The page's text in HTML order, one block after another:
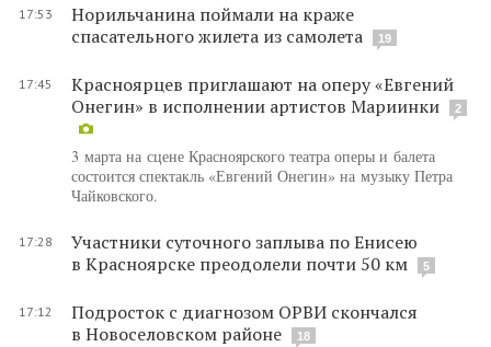
17:53
Норильчанина поймали на краже
спасательного жилета из самолета
19
17:45
Красноярцев приглашают на оперу «Евгений
Онегин» в исполнении артистов Мариинки
2
3 марта на сцене Красноярского театра оперы и балета
состоится спектакль «Евгений Онегин» на музыку Петра
Чайковского.
17:28
Участники суточного заплыва по Енисею
в Красноярске преодолели почти 50 км
5
17:12
Подросток с диагнозом ОРВИ скончался
в Новоселовском районе
18